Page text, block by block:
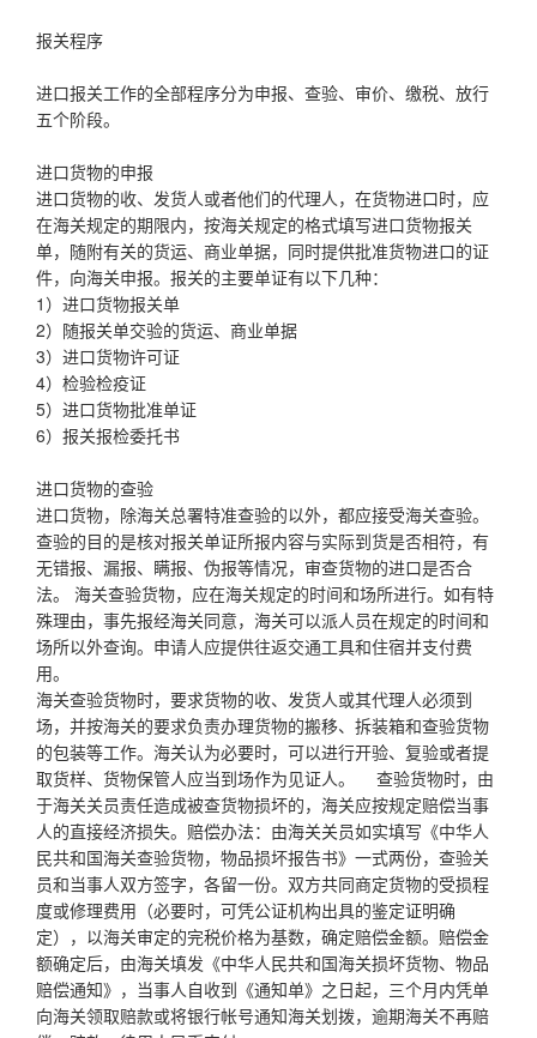
报关程序
进口报关工作的全部程序分为申报、查验、审价、缴税、放行
五个阶段。
进口货物的申报
进口货物的收、发货人或者他们的代理人，在货物进口时，应
在海关规定的期限内，按海关规定的格式填写进口货物报关
单，随附有关的货运、商业单据，同时提供批准货物进口的证
件，向海关申报。报关的主要单证有以下几种：
1）进口货物报关单
2）随报关单交验的货运、商业单据
3）进口货物许可证
4）检验检疫证
5）进口货物批准单证
6）报关报检委托书
进口货物的查验
进口货物，除海关总署特准查验的以外，都应接受海关查验。
查验的目的是核对报关单证所报内容与实际到货是否相符，有
无错报、漏报、瞒报、伪报等情况，审查货物的进口是否合
法。 海关查验货物，应在海关规定的时间和场所进行。如有特
殊理由，事先报经海关同意，海关可以派人员在规定的时间和
场所以外查询。申请人应提供往返交通工具和住宿并支付费
用。
海关查验货物时，要求货物的收、发货人或其代理人必须到
场，并按海关的要求负责办理货物的搬移、拆装箱和查验货物
的包装等工作。海关认为必要时，可以进行开验、复验或者提
取货样、货物保管人应当到场作为见证人。 查验货物时，由
于海关关员责任造成被查货物损坏的，海关应按规定赔偿当事
人的直接经济损失。赔偿办法：由海关关员如实填写《中华人
民共和国海关查验货物，物品损坏报告书》一式两份，查验关
员和当事人双方签字，各留一份。双方共同商定货物的受损程
度或修理费用（必要时，可凭公证机构出具的鉴定证明确
定），以海关审定的完税价格为基数，确定赔偿金额。赔偿金
额确定后，由海关填发《中华人民共和国海关损坏货物、物品
赔偿通知》，当事人自收到《通知单》之日起，三个月内凭单
向海关领取赔款或将银行帐号通知海关划拨，逾期海关不再赔